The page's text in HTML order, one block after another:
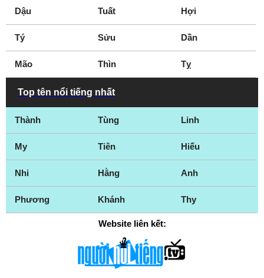
Dậu Tuất Hợi
Tý Sửu Dần
Mão Thìn Tỵ
Top tên nổi tiếng nhất
Thành Tùng Linh
My Tiên Hiếu
Nhi Hằng Anh
Phương Khánh Thy
Website liên kết: